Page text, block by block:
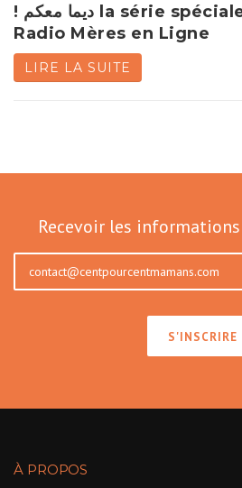
! ديما معكم la série spéciale COVID19 de
Radio Mères en Ligne
LIRE LA SUITE
Recevoir les
À PROPOS